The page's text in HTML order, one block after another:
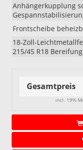
Anhängerkupplung
Frontscheibe
18-Zoll-
215/45 R18 Bereifung
Gesamtpreis
incl. 19%